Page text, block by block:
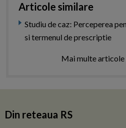
Articole similare
Studiu de caz: Perceperea
si termenul de prescriptie
Mai multe articole
Din reteaua RS